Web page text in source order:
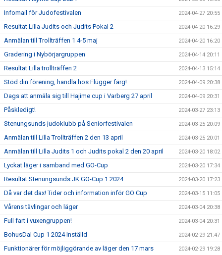
Infomail för Judofestivalen 2024-04-27 20:55
Resultat Lilla Judits och Judits Pokal 2 2024-04-20 16:29
Anmälan till Trollträffen 1 4-5 maj 2024-04-20 16:20
Gradering i Nybörjargruppen 2024-04-14 20:11
Resultat Lilla trollträffen 2 2024-04-13 15:14
Stöd din förening, handla hos Flügger färg! 2024-04-09 20:38
Dags att anmäla sig till Hajime cup i Varberg 27 april 2024-04-09 20:31
Påskledigt! 2024-03-27 23:13
Stenungsunds judoklubb på Seniorfestivalen 2024-03-25 20:09
Anmälan till Lilla Trollträffen 2 den 13 april 2024-03-25 20:01
Anmälan till Lilla Judits 1 och Judits pokal 2 den 20 april 2024-03-20 18:02
Lyckat läger i samband med GO-Cup 2024-03-20 17:34
Resultat Stenungsunds JK GO-Cup 1 2024 2024-03-20 17:23
Då var det dax! Tider och information inför GO Cup 2024-03-15 11:05
Vårens tävlingar och läger 2024-03-04 20:38
Full fart i vuxengruppen! 2024-03-04 20:31
BohusDal Cup 1 2024 Inställd 2024-02-29 21:47
Funktionärer för möjliggörande av läger den 17 mars 2024-02-29 19:28